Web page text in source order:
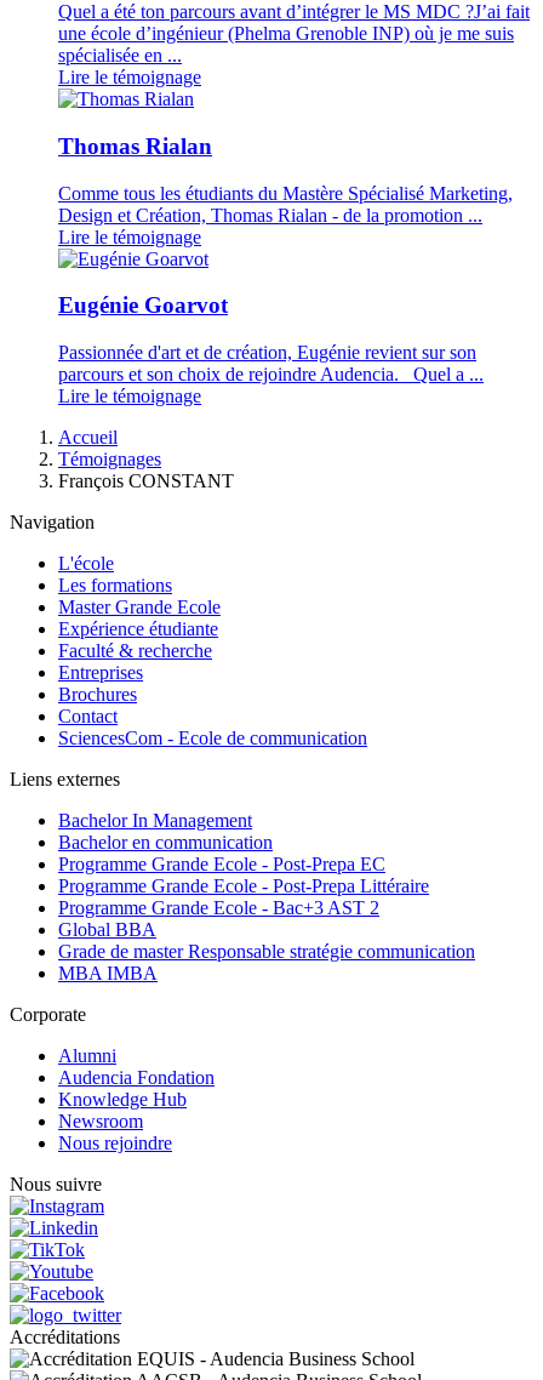
Quel a été ton parcours avant d’intégrer le MS MDC ?J’ai fait
une école d’ingénieur (Phelma Grenoble INP) où je me suis
spécialisée en ...
Lire le témoignage
Thomas Rialan
Comme tous les étudiants du Mastère Spécialisé Marketing,
Design et Création, Thomas Rialan - de la promotion ...
Lire le témoignage
Eugénie Goarvot
Passionnée d'art et de création, Eugénie revient sur son
parcours et son choix de rejoindre Audencia. Quel a ...
Lire le témoignage
d'Ariane
Accueil
Témoignages
François CONSTANT
Navigation
L'école
Les formations
Master Grande Ecole
Expérience étudiante
Faculté & recherche
Entreprises
Brochures
Contact
SciencesCom - Ecole de communication
Liens externes
Bachelor In Management
Bachelor en communication
Programme Grande Ecole - Post-Prepa EC
Programme Grande Ecole - Post-Prepa Littéraire
Programme Grande Ecole - Bac+3 AST 2
Global BBA
Grade de master Responsable stratégie communication
MBA IMBA
Corporate
Alumni
Audencia Fondation
Knowledge Hub
Newsroom
Nous rejoindre
Nous suivre
Accréditations